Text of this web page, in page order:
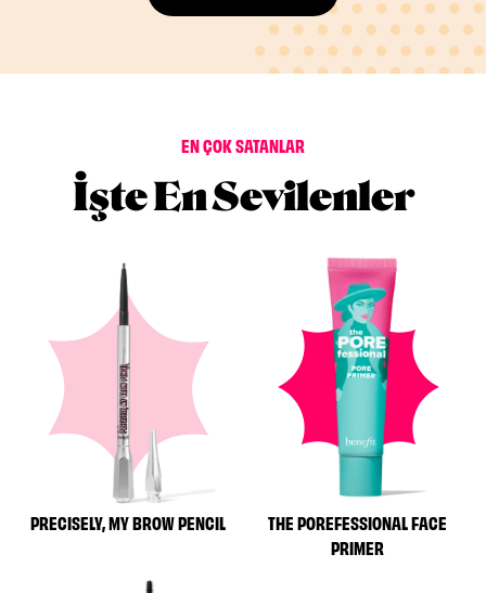
EN ÇOK SATANLAR
İşte En Sevilenler
PRECISELY, MY BROW PENCIL
THE POREFESSIONAL FACE
PRIMER